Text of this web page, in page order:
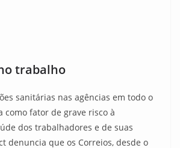
trabalho
sanitárias nas agências em todo o
como fator de grave risco à
dos trabalhadores e de suas
denuncia que os Correios, desde o